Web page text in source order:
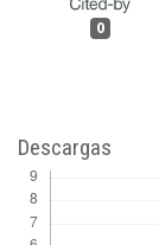
0
Descargas